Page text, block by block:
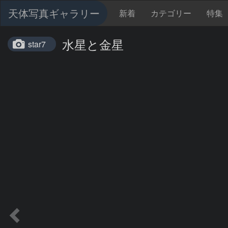
天体写真ギャラリー 新着 カテゴリー 特集
star7 水星と金星